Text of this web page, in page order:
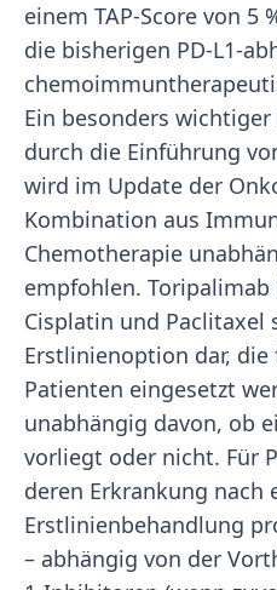
einem TAP-Score von 5
die bisherigen PD-L1-
Ein besonders
durch die Einführung
wird im Update der
Kombination aus
Chemotherapie
empfohlen.
Cisplatin und
Erstlinienoption dar,
Patienten eingesetzt
unabhängig davon, ob
vorliegt oder nicht. Für
deren Erkrankung nach
Erstlinienbehandlung
– abhängig von der